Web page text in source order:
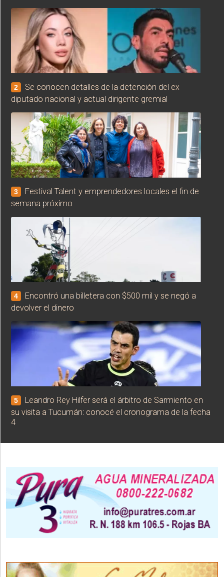
2
Se conocen detalles de la detención del ex
diputado nacional y actual dirigente gremial
3
Festival Talent y emprendedores locales el fin de
semana próximo
4
Encontró una billetera con $500 mil y se negó a
devolver el dinero
5
Leandro Rey Hilfer será el árbitro de Sarmiento en
su visita a Tucumán: conocé el cronograma de la fecha
4